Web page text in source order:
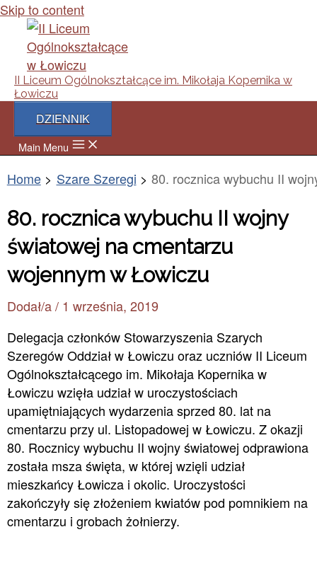
Skip to content
II Liceum Ogólnokształcące im. Mikołaja Kopernika w
Łowiczu
DZIENNIK
Main Menu
Home Szare Szeregi 80. rocznica wybuchu II
80. rocznica wybuchu II wojny
światowej na cmentarzu
wojennym w Łowiczu
Dodał/a / 1 września, 2019
Delegacja członków Stowarzyszenia Szarych
Szeregów Oddział w Łowiczu oraz uczniów II Liceum
Ogólnokształcącego im. Mikołaja Kopernika w
Łowiczu wzięła udział w uroczystościach
upamiętniających wydarzenia sprzed 80. lat na
cmentarzu przy ul. Listopadowej w Łowiczu. Z okazji
80. Rocznicy wybuchu II wojny światowej odprawiona
została msza święta, w której wzięli udział
mieszkańcy Łowicza i okolic. Uroczystości
zakończyły się złożeniem kwiatów pod pomnikiem na
cmentarzu i grobach żołnierzy.